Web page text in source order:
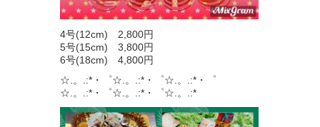
4号(12cm) 2,800円
5号(15cm) 3,800円
6号(18cm) 4,800円
☆.。.:*・゜☆.。.:*・゜☆.。.:*・゜
☆.。.:*・゜☆.。.:*・゜☆.。.:*